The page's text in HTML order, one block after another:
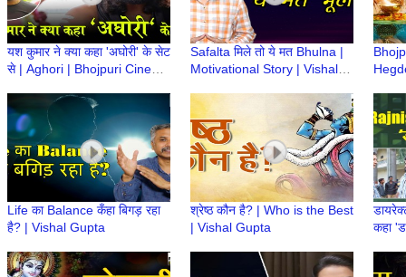
यश कुमार ने क्या कहा 'अघोरी' के सेट
से | Aghori | Bhojpuri Cinema
Safalta मिले तो ये मत Bhulna |
Motivational Story | Vishal
Life का Balance कँहा बिगड़ रहा
है? | Vishal Gupta
श्रेष्ठ कौन है? | Who is the Best
| Vishal Gupta
कहा